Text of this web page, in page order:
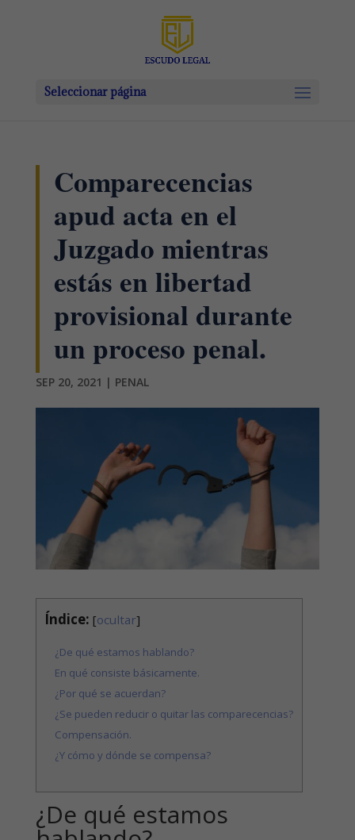
Seleccionar página
Comparecencias
apud acta en el
Juzgado mientras
estás en libertad
provisional durante
un proceso penal.
SEP 20, 2021 | PENAL
Índice: [ocultar]
¿De qué estamos hablando?
En qué consiste básicamente.
¿Por qué se acuerdan?
¿Se pueden reducir o quitar las comparecencias?
Compensación.
¿Y cómo y dónde se compensa?
¿De qué estamos